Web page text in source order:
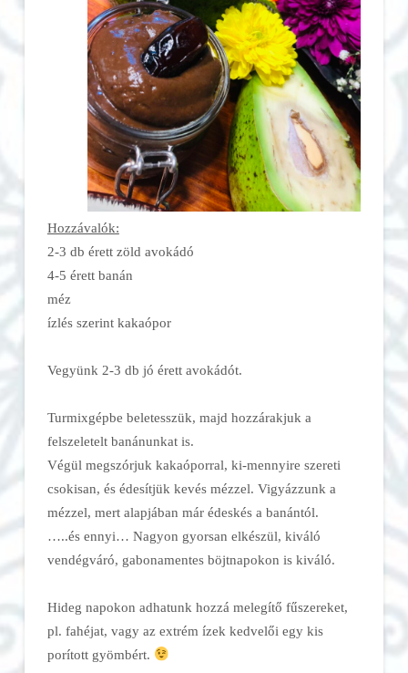
Hozzávalók:
2-3 db érett zöld avokádó
4-5 érett banán
méz
ízlés szerint kakaópor
Vegyünk 2-3 db jó érett avokádót.
Turmixgépbe beletesszük, majd hozzárakjuk a
felszeletelt banánunkat is.
Végül megszórjuk kakaóporral, ki-mennyire szereti
csokisan, és édesítjük kevés mézzel. Vigyázzunk a
mézzel, mert alapjában már édeskés a banántól.
…..és ennyi… Nagyon gyorsan elkészül, kiváló
vendégváró, gabonamentes böjtnapokon is kiváló.
Hideg napokon adhatunk hozzá melegítő fűszereket,
pl. fahéjat, vagy az extrém ízek kedvelői egy kis
porított gyömbért.